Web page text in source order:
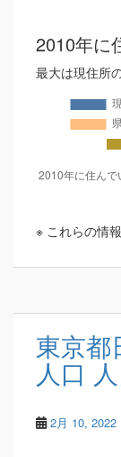
2010年に
最大は現住所
※ これらの情
東京都
人口
2月 10, 2022